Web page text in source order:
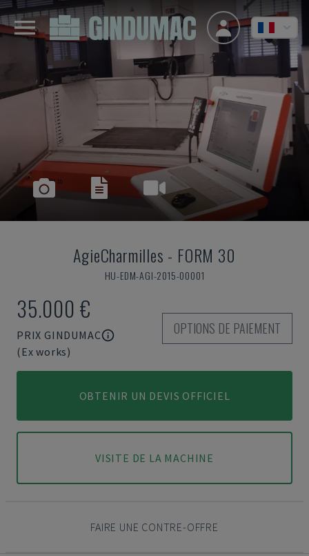
AgieCharmilles - FORM 30
HU-EDM-AGI-2015-00001
35.000 €
PRIX GINDUMAC
(Ex works)
OPTIONS DE PAIEMENT
OBTENIR UN DEVIS OFFICIEL
VISITE DE LA MACHINE
FAIRE UNE CONTRE-OFFRE